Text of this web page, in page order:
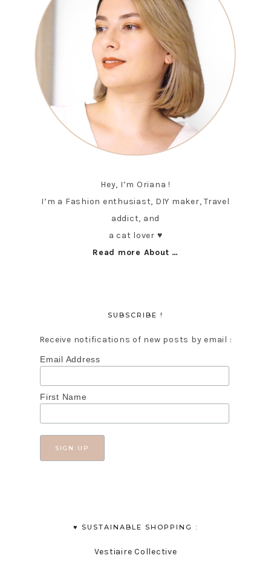
Hey, I’m Oriana !
I’m a Fashion enthusiast, DIY maker, Travel
addict, and
a cat lover ♥︎
Read more About …
SUBSCRIBE !
Receive notifications of new posts by email :
Email Address
First Name
♥︎ SUSTAINABLE SHOPPING :
Vestiaire Collective